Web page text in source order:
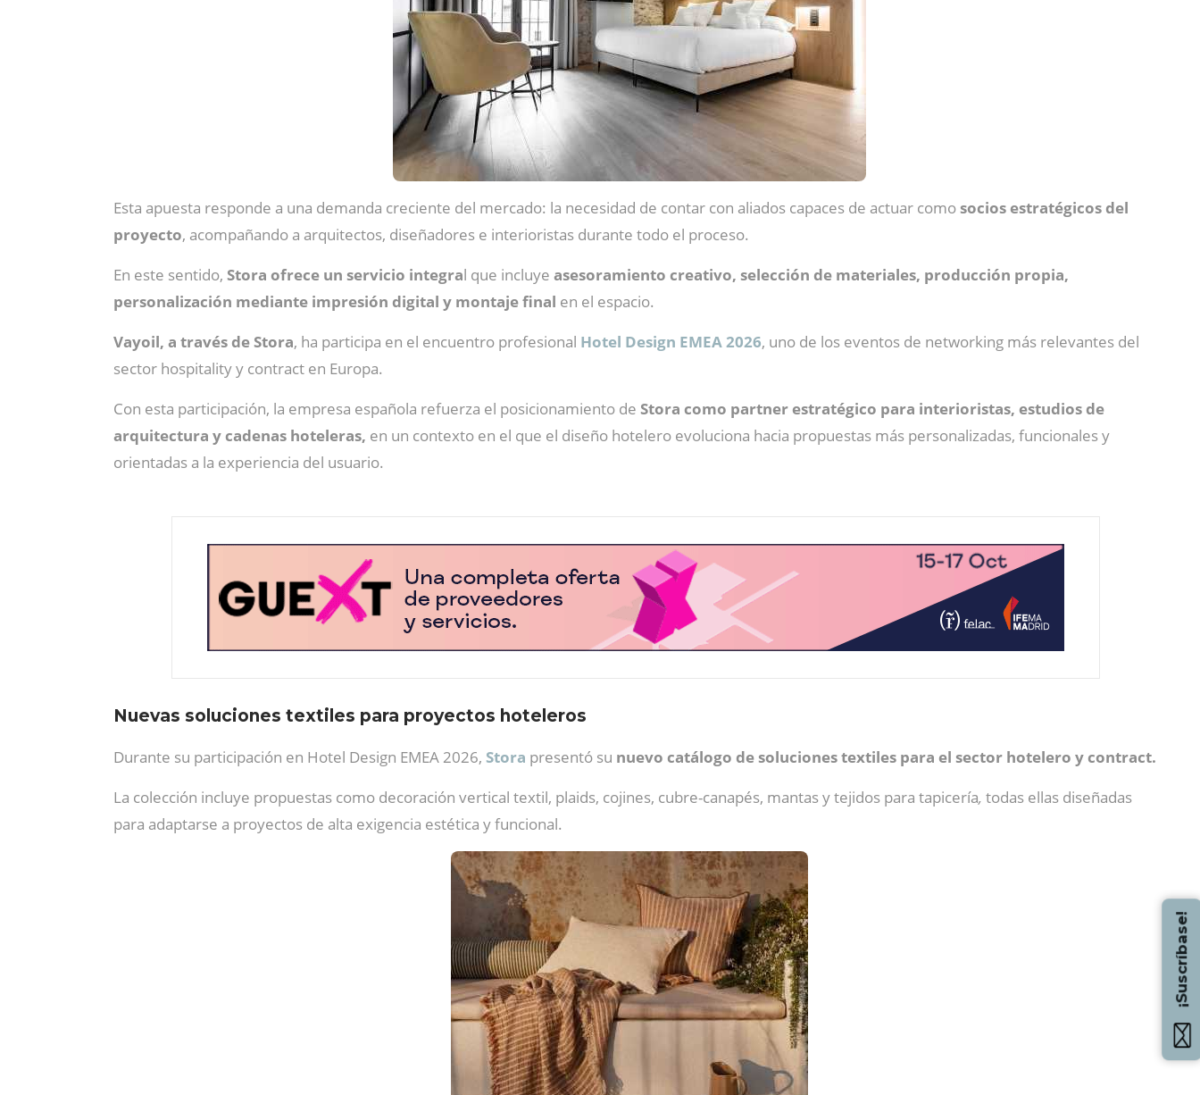
Esta apuesta responde a una demanda creciente del mercado: la necesidad de contar con aliados capaces de actuar comosocios estratégicos del
proyecto, acompañando a arquitectos, diseñadores e interioristas durante todo el proceso.
En este sentido, Stora ofrece un servicio integral que incluye asesoramiento creativo, selección de materiales, producción propia,
personalización mediante impresión digital y montaje final en el espacio.
Vayoil, a través de Stora, ha participa en el encuentro profesional Hotel Design EMEA 2026, uno de los eventos de networking más relevantes del
sector hospitality y contract en Europa.
Con esta participación, la empresa española refuerza el posicionamiento de Stora como partner estratégico para interioristas, estudios de
arquitectura y cadenas hoteleras, en un contexto en el que el diseño hotelero evoluciona hacia propuestas más personalizadas, funcionales y
orientadas a la experiencia del usuario.
Nuevas soluciones textiles para proyectos hoteleros
Durante su participación en Hotel Design EMEA 2026, Stora presentó su nuevo catálogo de soluciones textiles para el sector hotelero y contract.
La colección incluye propuestas como decoración vertical textil, plaids, cojines, cubre-canapés, mantas y tejidos para tapicería, todas ellas diseñadas
para adaptarse a proyectos de alta exigencia estética y funcional.
¡Suscríbase!